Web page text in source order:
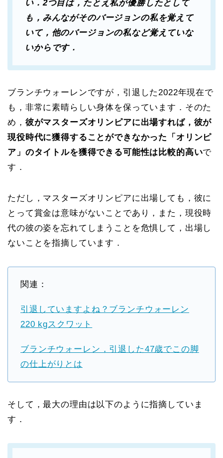
い．2つ目は，たとえ私が優勝したとして
も，みんながそのバージョンの私を覚えて
いて，他のバージョンの私など覚えていな
いからです．
ブランチウォーレンですが，引退した2022年現在で
も，非常に素晴らしい身体を保っています．そのた
め， 彼がマスターズオリンピアに出場すれば，彼が
現役時代に獲得することができなかった「オリンピ
ア」のタイトルを獲得できる可能性は比較的高いで
す．
ただし，マスターズオリンピアに出場しても，彼に
とって賞金は意味がないことであり，また，現役時
代の彼の姿を忘れてしまうことを危惧して，出場し
ないことを指摘しています．
関連：
引退していますよね？ブランチウォーレン
220 kgスクワット
ブランチウォーレン，引退した47歳でこの脚
の仕上がりとは
そして，最大の理由は以下のように指摘していま
す．